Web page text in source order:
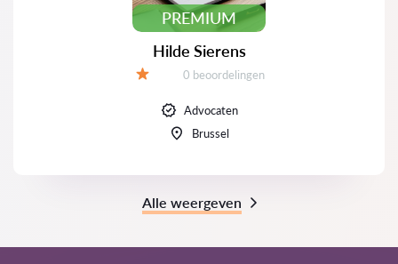
PREMIUM
Hilde Sierens
Beoordelingen:
0 beoordelingen
Advocaten
Brussel
Alle weergeven